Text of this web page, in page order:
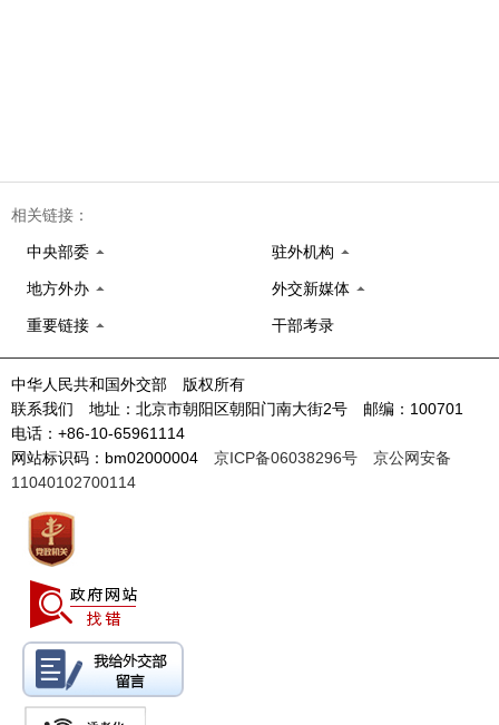
相关链接：
中央部委 驻外机构
地方外办 外交新媒体
重要链接 干部考录
中华人民共和国外交部 版权所有
联系我们 地址：北京市朝阳区朝阳门南大街2号 邮编：100701
电话：+86-10-65961114
网站标识码：bm02000004 京ICP备06038296号
京公网安备
11040102700114